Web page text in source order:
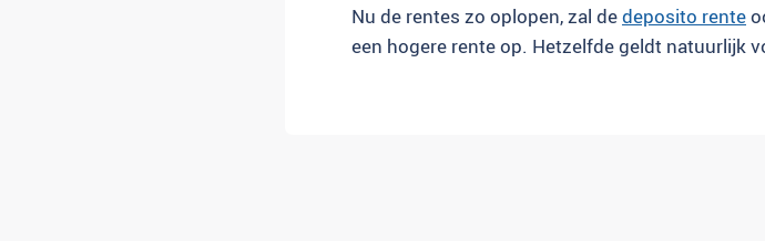
Nu de rentes zo oplopen, zal dedeposito rente
een hogere rente op. Hetzelfde geldt natuurlijk